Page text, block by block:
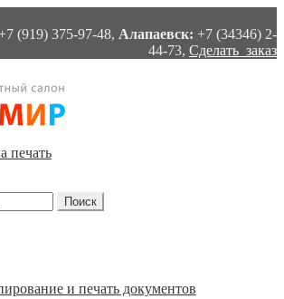
(919) 375-97-48, Алапаевск: +7 (34346) 2-
44-73, Сделать заказ
печать
Поиск
и печать документов